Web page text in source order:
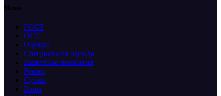
Меню
ГОСТ
ОСТ
Одежда
Специальная одежда
Защитные покрытия
Ремни
Сумки
Боны